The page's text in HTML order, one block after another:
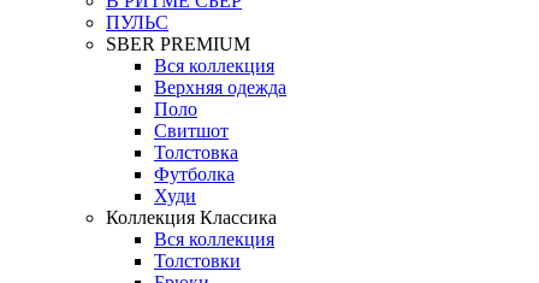
ПУЛЬС
SBER PREMIUM
Вся коллекция
Верхняя одежда
Поло
Свитшот
Толстовка
Футболка
Худи
Коллекция Классика
Вся коллекция
Толстовки